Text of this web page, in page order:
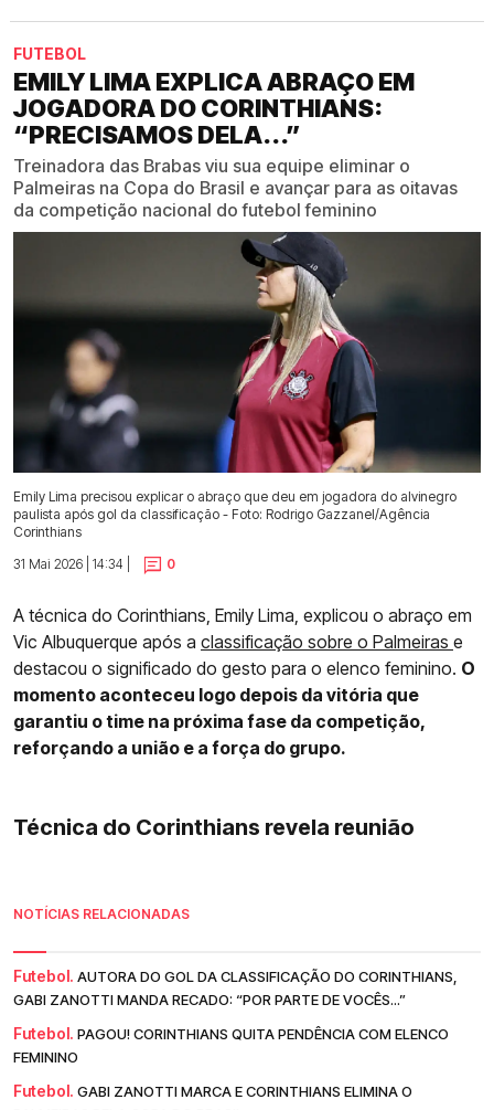
FUTEBOL
EMILY LIMA EXPLICA ABRAÇO EM
JOGADORA DO CORINTHIANS:
“PRECISAMOS DELA...”
Treinadora das Brabas viu sua equipe eliminar o
Palmeiras na Copa do Brasil e avançar para as oitavas
da competição nacional do futebol feminino
Emily Lima precisou explicar o abraço que deu em jogadora do alvinegro
paulista após gol da classificação - Foto: Rodrigo Gazzanel/Agência
Corinthians
31 Mai 2026 | 14:34 |
0
A técnica do Corinthians, Emily Lima, explicou o abraço em
Vic Albuquerque após a classificação sobre o Palmeiras e
destacou o significado do gesto para o elenco feminino. O
momento aconteceu logo depois da vitória que
garantiu o time na próxima fase da competição,
reforçando a união e a força do grupo.
Técnica do Corinthians revela reunião
NOTÍCIAS RELACIONADAS
Futebol. AUTORA DO GOL DA CLASSIFICAÇÃO DO CORINTHIANS,
GABI ZANOTTI MANDA RECADO: “POR PARTE DE VOCÊS...”
Futebol. PAGOU! CORINTHIANS QUITA PENDÊNCIA COM ELENCO
FEMININO
Futebol. GABI ZANOTTI MARCA E CORINTHIANS ELIMINA O